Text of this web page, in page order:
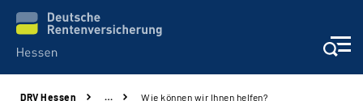
DRV Hessen … Wie können wir Ihnen helfen?